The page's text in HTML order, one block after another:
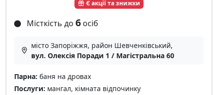
Є акції та знижки
Місткість до 6 осіб
місто Запоріжжя, район Шевченківський,
вул. Олексія Поради 1 / Магістральна 60
Парна: баня на дровах
Послуги: мангал, кімната відпочинку